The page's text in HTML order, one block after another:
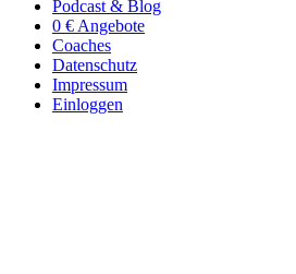
Podcast & Blog
0 € Angebote
Coaches
Datenschutz
Impressum
Einloggen